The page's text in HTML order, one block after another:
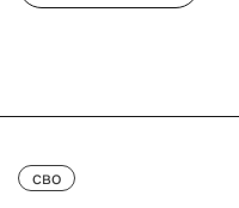
сво